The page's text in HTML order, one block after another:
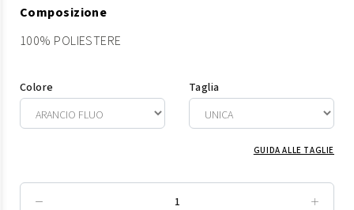
Composizione
100% POLIESTERE
Colore Taglia
GUIDA ALLE TAGLIE